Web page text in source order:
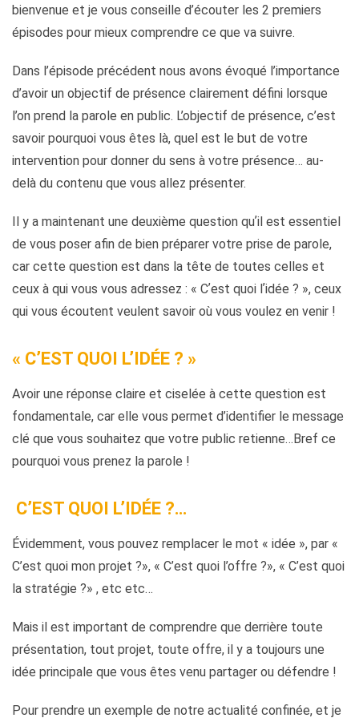
bienvenue et je vous conseille d’écouter les 2 premiers
épisodes pour mieux comprendre ce que va suivre.
Dans l’épisode précédent nous avons évoqué l’importance
d’avoir un objectif de présence clairement défini lorsque
l’on prend la parole en public. L’objectif de présence, c’est
savoir pourquoi vous êtes là, quel est le but de votre
intervention pour donner du sens à votre présence… au-
delà du contenu que vous allez présenter.
Il y a maintenant une deuxième question quʼil est essentiel
de vous poser afin de bien préparer votre prise de parole,
car cette question est dans la tête de toutes celles et
ceux à qui vous vous adressez : « Cʼest quoi lʼidée ? », ceux
qui vous écoutent veulent savoir où vous voulez en venir !
« CʼEST QUOI LʼIDÉE ? »
Avoir une réponse claire et ciselée à cette question est
fondamentale, car elle vous permet d’identifier le message
clé que vous souhaitez que votre public retienne…Bref ce
pourquoi vous prenez la parole !
C’EST QUOI L’IDÉE ?…
Évidemment, vous pouvez remplacer le mot « idée », par «
C’est quoi mon projet ?», « C’est quoi l’offre ?», « C’est quoi
la stratégie ?» , etc etc…
Mais il est important de comprendre que derrière toute
présentation, tout projet, toute offre, il y a toujours une
idée principale que vous êtes venu partager ou défendre !
Pour prendre un exemple de notre actualité confinée, et je